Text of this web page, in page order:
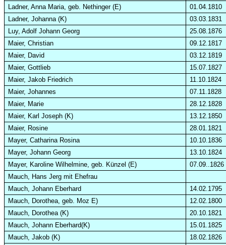
Ladner, Anna Maria, geb. Nethinger(E)
01.04.1810
Ladner, Johanna (K)
03.03.1831
Luy, Adolf Johann Georg
25.08.1876
Maier, Christian
09.12.1817
Maier, David
03.12.1819
Maier, Gottlieb
15.07.1827
Maier, Jakob Friedrich
11.10.1824
Maier, Johannes
07.11.1828
Maier, Marie
28.12.1828
Maier, Karl Joseph (K)
13.12.1850
Maier, Rosine
28.01.1821
Mayer, Catharina Rosina
10.10.1836
Mayer, Johann Georg
13.10.1824
Mayer, Karoline Wilhelmine, geb. Künzel (E)
07.09..1826
Mauch, HansJerg mit Ehefrau
Mauch, Johann Eberhard
14.02.1795
Mauch, Dorothea, geb. Moz E)
12.02.1800
Mauch, Dorothea (K)
20.10.1821
Mauch, Johann Eberhard(K)
15.01.1825
Mauch, Jakob (K)
18.02.1826